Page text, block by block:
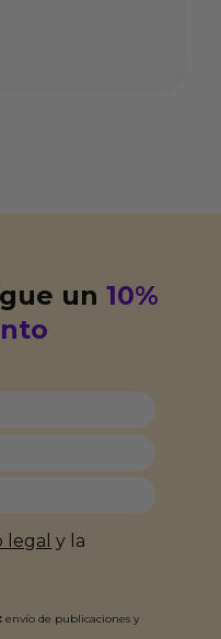
un10%
legal y la
envío de publicaciones y